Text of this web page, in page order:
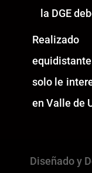
la DGE
solo le
en Valle de
Diseñado y